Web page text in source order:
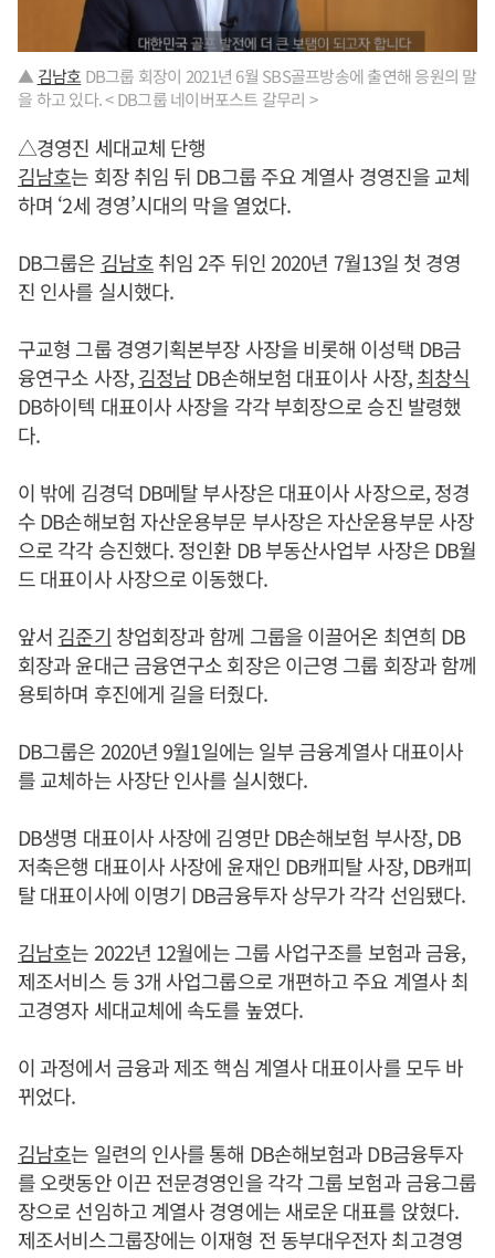
▲ 김남호 DB그룹 회장이 2021년 6월 SBS골프방송에 출연해 응원의 말
을 하고 있다. < DB그룹 네이버포스트 갈무리 >
△경영진 세대교체 단행
김남호는 회장 취임 뒤 DB그룹 주요 계열사 경영진을 교체
하며 ‘2세 경영’시대의 막을 열었다.
DB그룹은 김남호취임 2주 뒤인 2020년 7월13일 첫 경영
진 인사를 실시했다.
구교형 그룹 경영기획본부장 사장을 비롯해 이성택 DB금
융연구소 사장,김정남DB손해보험 대표이사 사장,최창식
DB하이텍 대표이사 사장을 각각 부회장으로 승진 발령했
다.
이 밖에 김경덕 DB메탈 부사장은 대표이사 사장으로, 정경
수 DB손해보험 자산운용부문 부사장은 자산운용부문 사장
으로 각각 승진했다. 정인환 DB 부동산사업부 사장은 DB월
드 대표이사 사장으로 이동했다.
앞서 김준기 창업회장과 함께 그룹을 이끌어온 최연희 DB
회장과 윤대근 금융연구소 회장은 이근영 그룹 회장과 함께
용퇴하며 후진에게 길을 터줬다.
DB그룹은 2020년 9월1일에는 일부 금융계열사 대표이사
를 교체하는 사장단 인사를 실시했다.
DB생명 대표이사 사장에 김영만 DB손해보험 부사장, DB
저축은행 대표이사 사장에 윤재인 DB캐피탈 사장, DB캐피
탈 대표이사에 이명기 DB금융투자 상무가 각각 선임됐다.
김남호는 2022년 12월에는 그룹 사업구조를 보험과 금융,
제조서비스 등 3개 사업그룹으로 개편하고 주요 계열사 최
고경영자 세대교체에 속도를 높였다.
이 과정에서 금융과 제조 핵심 계열사 대표이사를 모두 바
뀌었다.
김남호는 일련의 인사를 통해 DB손해보험과 DB금융투자
를 오랫동안 이끈 전문경영인을 각각 그룹 보험과 금융그룹
장으로 선임하고 계열사 경영에는 새로운 대표를 앉혔다.
제조서비스그룹장에는 이재형 전 동부대우전자 최고경영